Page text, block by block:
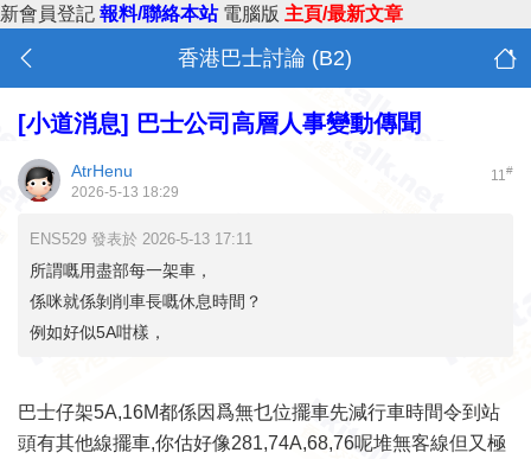
新會員登記 報料/聯絡本站 電腦版 主頁/最新文章
香港巴士討論 (B2)
[小道消息] 巴士公司高層人事變動傳聞
11#
AtrHenu
2026-5-13 18:29
ENS529 發表於 2026-5-13 17:11
所謂嘅用盡部每一架車，
係咪就係剝削車長嘅休息時間？
例如好似5A咁樣，
巴士仔架5A,16M都係因爲無乜位擺車先減行車時間令到站
頭有其他線擺車,你估好像281,74A,68,76呢堆無客線但又極